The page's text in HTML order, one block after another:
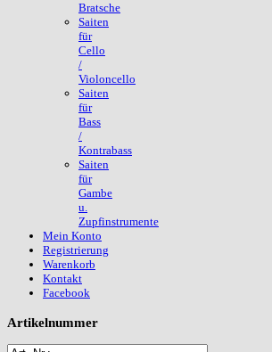
Bratsche
Saiten
für
Cello
/
Violoncello
Saiten
für
Bass
/
Kontrabass
Saiten
für
Gambe
u.
Zupfinstrumente
Mein Konto
Registrierung
Warenkorb
Kontakt
Facebook
Artikelnummer